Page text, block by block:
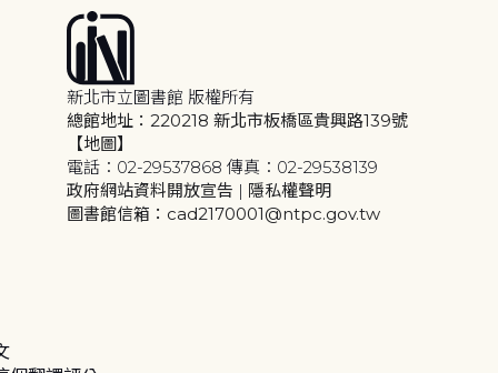
新北市立圖書館 版權所有
總館地址：220218 新北市板橋區貴興路139號
【地圖】
電話：02-29537868 傳真：02-29538139
政府網站資料開放宣告 | 隱私權聲明
圖書館信箱：cad2170001@ntpc.gov.tw